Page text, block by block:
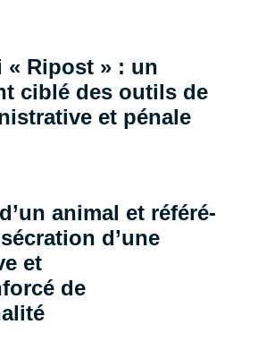
« Ripost » : un
ciblé des outils de
et pénale
animal et référé-
d’une
et
de